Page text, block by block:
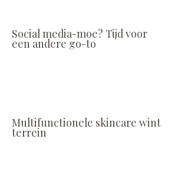
Social media-moe? Tijd voor
een andere go-to
Multifunctionele skincare wint
terrein